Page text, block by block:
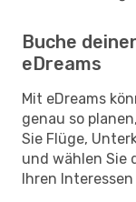
Buche
eDreams
Mit eDreams
genau so
Sie Flüge,
und wählen Sie
Ihren Interessen